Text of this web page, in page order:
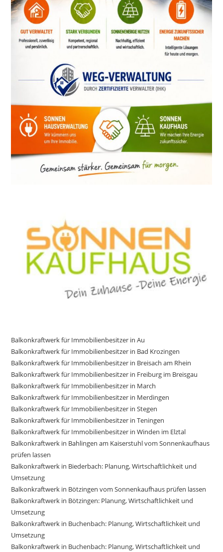
Balkonkraftwerk für Immobilienbesitzer in Au
Balkonkraftwerk für Immobilienbesitzer in Bad Krozingen
Balkonkraftwerk für Immobilienbesitzer in Breisach am Rhein
Balkonkraftwerk für Immobilienbesitzer in Freiburg im Breisgau
Balkonkraftwerk für Immobilienbesitzer in March
Balkonkraftwerk für Immobilienbesitzer in Merdingen
Balkonkraftwerk für Immobilienbesitzer in Stegen
Balkonkraftwerk für Immobilienbesitzer in Teningen
Balkonkraftwerk für Immobilienbesitzer in Winden im Elztal
Balkonkraftwerk in Bahlingen am Kaiserstuhl vom Sonnenkaufhaus
prüfen lassen
Balkonkraftwerk in Biederbach: Planung, Wirtschaftlichkeit und
Umsetzung
Balkonkraftwerk in Bötzingen vom Sonnenkaufhaus prüfen lassen
Balkonkraftwerk in Bötzingen: Planung, Wirtschaftlichkeit und
Umsetzung
Balkonkraftwerk in Buchenbach: Planung, Wirtschaftlichkeit und
Umsetzung
Balkonkraftwerk in Buchenbach: Planung, Wirtschaftlichkeit und